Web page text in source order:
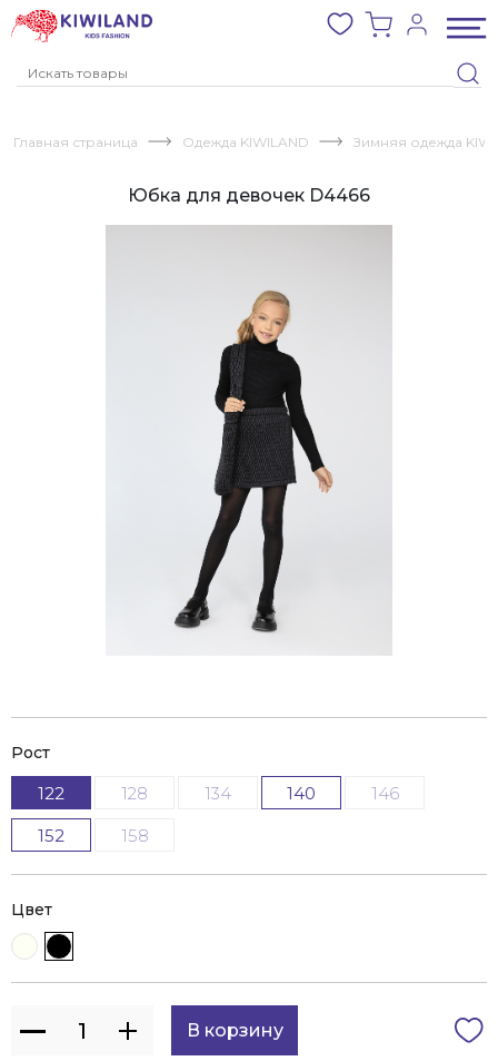
Главная страница Одежда KIWILAND Зимняя одежда
Юбка для девочек D4466
Рост
122 128 134 140
146
152
158
Цвет